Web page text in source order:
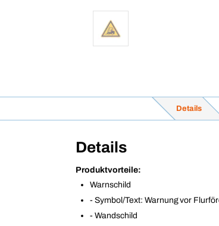
Details
Details
Produktvorteile:
Warnschild
- Symbol/Text: Warnung vor
- Wandschild